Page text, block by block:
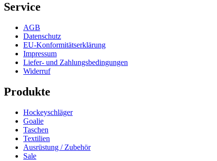
Service
AGB
Datenschutz
EU-Konformitätserklärung
Impressum
Liefer- und Zahlungsbedingungen
Widerruf
Produkte
Hockeyschläger
Goalie
Taschen
Textilien
Ausrüstung / Zubehör
Sale